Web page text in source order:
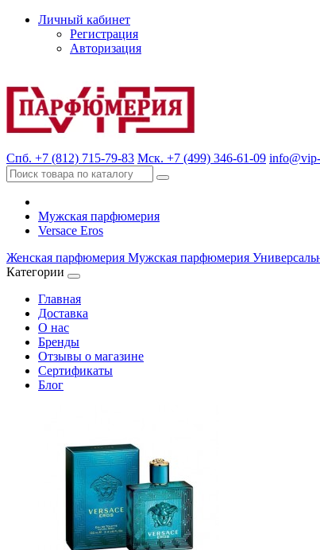
Личный кабинет
Регистрация
Авторизация
Спб. +7 (812) 715-79-83 Мск. +7 (499) 346-61-09
Мужская парфюмерия
Versace Eros
Женская парфюмерия Мужская парфюмерия
Категории
Главная
Доставка
О нас
Бренды
Отзывы о магазине
Сертификаты
Блог